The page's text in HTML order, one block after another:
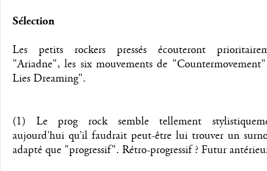
Sélection
Les petits rockers pressés écouteront
"Ariadne", les six mouvements de
Lies Dreaming".
(1) Le prog rock semble tellement
aujourd’hui qu’il faudrait peut-être lui trouver un
adapté que "progressif". Rétro-progressif ? Futur